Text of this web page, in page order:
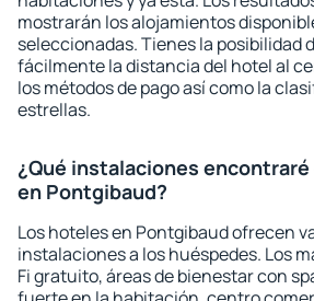
mostrarán los alojamientos
seleccionadas. Tienes la posibilidad
fácilmente la distancia del hotel al
los métodos de pago así como la
estrellas.
¿Qué instalaciones
en Pontgibaud?
Los hoteles en Pontgibaud ofrecen
instalaciones a los huéspedes. Los
Fi gratuito, áreas de bienestar con